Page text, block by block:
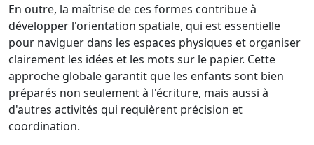
En outre, la maîtrise de ces formes contribue à
développer l'orientation spatiale, qui est essentielle
pour naviguer dans les espaces physiques et organiser
clairement les idées et les mots sur le papier. Cette
approche globale garantit que les enfants sont bien
préparés non seulement à l'écriture, mais aussi à
d'autres activités qui requièrent précision et
coordination.